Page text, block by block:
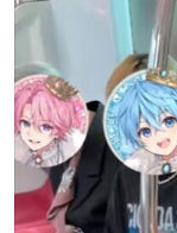
数